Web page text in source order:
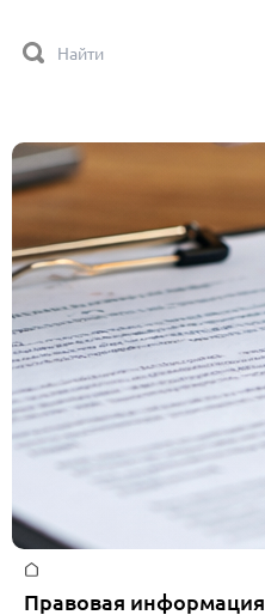
Правовая информация